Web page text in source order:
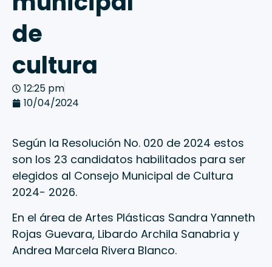
de
cultura
12:25 pm
10/04/2024
Según la Resolución No. 020 de 2024 estos
son los 23 candidatos habilitados para ser
elegidos al Consejo Municipal de Cultura
2024- 2026.
En el área de Artes Plásticas Sandra Yanneth
Rojas Guevara, Libardo Archila Sanabria y
Andrea Marcela Rivera Blanco.